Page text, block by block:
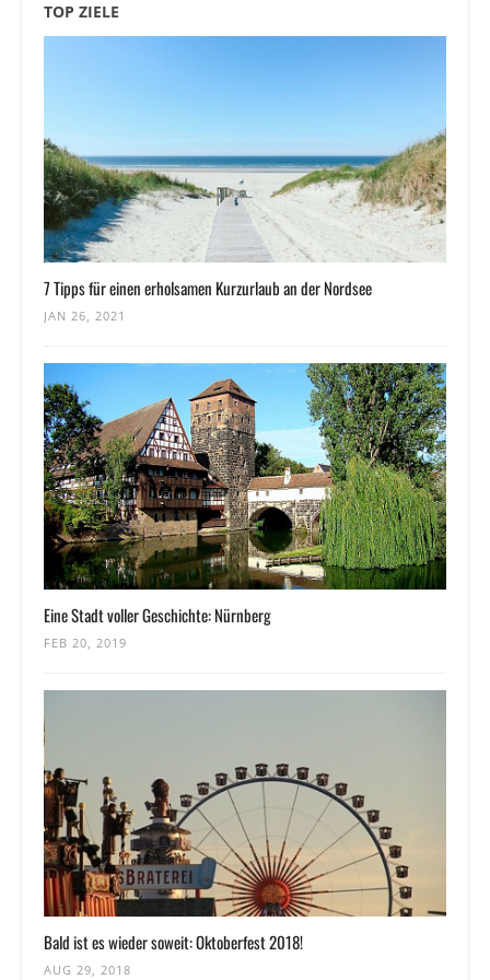
TOP ZIELE
7 Tipps für einen erholsamen Kurzurlaub an der Nordsee
JAN 26, 2021
Eine Stadt voller Geschichte: Nürnberg
FEB 20, 2019
Bald ist es wieder soweit: Oktoberfest 2018!
AUG 29, 2018